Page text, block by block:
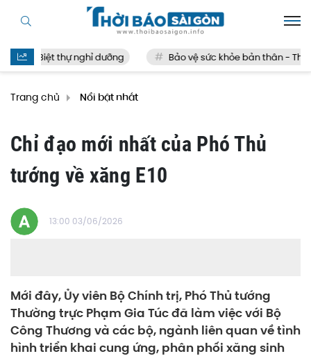
Biệt thự nghỉ dưỡng Bảo vệ sức khỏe bản thân - Thế
Trang chủ Nổi bật nhất
Chỉ đạo mới nhất của Phó Thủ
tướng về xăng E10
13:00 03/06/2026
Mới đây, Ủy viên Bộ Chính trị, Phó Thủ tướng
Thường trực Phạm Gia Túc đã làm việc với Bộ
Công Thương và các bộ, ngành liên quan về tình
hình triển khai cung ứng, phân phối xăng sinh